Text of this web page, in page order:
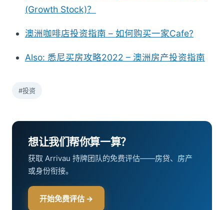
(Growth Stock)？
澳洲咖啡店投资指南 – 如何购买一家Cafe?
Also: 悉尼买房攻略2022 – 澳洲房产投资指南
#投资
想让我们帮你算一算？
获取 Arrivau 持牌团队的免费评估——房贷、房产
或身份衔接。
开始免费评估 →